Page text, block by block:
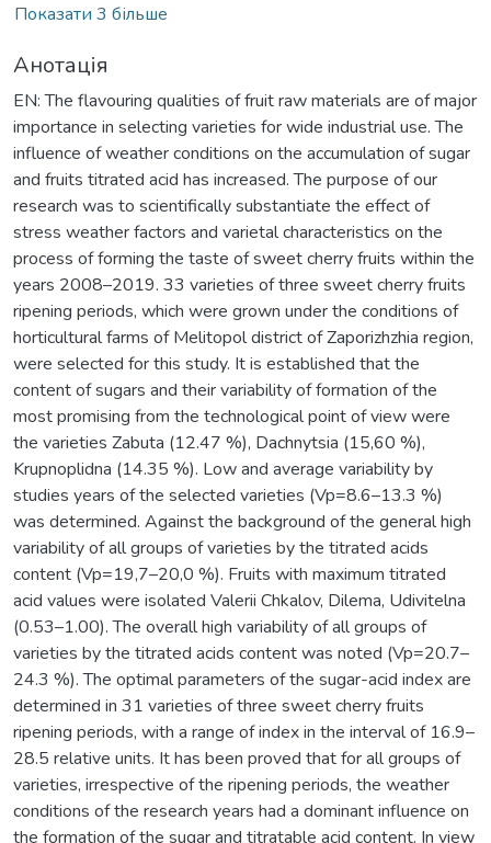
Показати 3 більше
Анотація
EN: The flavouring qualities of fruit raw materials are of major
importance in selecting varieties for wide industrial use. The
influence of weather conditions on the accumulation of sugar
and fruits titrated acid has increased. The purpose of our
research was to scientifically substantiate the effect of
stress weather factors and varietal characteristics on the
process of forming the taste of sweet cherry fruits within the
years 2008–2019. 33 varieties of three sweet cherry fruits
ripening periods, which were grown under the conditions of
horticultural farms of Melitopol district of Zaporizhzhia region,
were selected for this study. It is established that the
content of sugars and their variability of formation of the
most promising from the technological point of view were
the varieties Zabuta (12.47 %), Dachnytsia (15,60 %),
Krupnoplidna (14.35 %). Low and average variability by
studies years of the selected varieties (Vp=8.6–13.3 %)
was determined. Against the background of the general high
variability of all groups of varieties by the titrated acids
content (Vp=19,7–20,0 %). Fruits with maximum titrated
acid values were isolated Valerii Chkalov, Dilema, Udivitelna
(0.53–1.00). The overall high variability of all groups of
varieties by the titrated acids content was noted (Vp=20.7–
24.3 %). The optimal parameters of the sugar-acid index are
determined in 31 varieties of three sweet cherry fruits
ripening periods, with a range of index in the interval of 16.9–
28.5 relative units. It has been proved that for all groups of
varieties, irrespective of the ripening periods, the weather
conditions of the research years had a dominant influence on
the formation of the sugar and titratable acid content. In view